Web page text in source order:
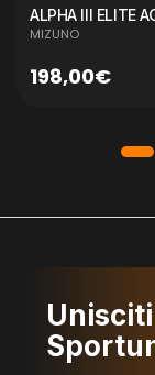
ALPHA III ELITE
MIZUNO
198,00€